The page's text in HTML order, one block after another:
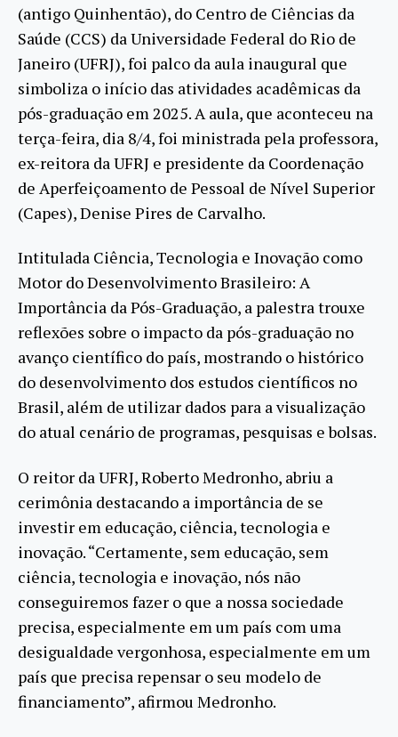
(antigo Quinhentão), do Centro de Ciências da
Saúde (CCS) da Universidade Federal do Rio de
Janeiro (UFRJ), foi palco da aula inaugural que
simboliza o início das atividades acadêmicas da
pós-graduação em 2025. A aula, que aconteceu na
terça-feira, dia 8/4, foi ministrada pela professora,
ex-reitora da UFRJ e presidente da Coordenação
de Aperfeiçoamento de Pessoal de Nível Superior
(Capes), Denise Pires de Carvalho.
Intitulada Ciência, Tecnologia e Inovação como
Motor do Desenvolvimento Brasileiro: A
Importância da Pós-Graduação, a palestra trouxe
reflexões sobre o impacto da pós-graduação no
avanço científico do país, mostrando o histórico
do desenvolvimento dos estudos científicos no
Brasil, além de utilizar dados para a visualização
do atual cenário de programas, pesquisas e bolsas.
O reitor da UFRJ, Roberto Medronho, abriu a
cerimônia destacando a importância de se
investir em educação, ciência, tecnologia e
inovação. “Certamente, sem educação, sem
ciência, tecnologia e inovação, nós não
conseguiremos fazer o que a nossa sociedade
precisa, especialmente em um país com uma
desigualdade vergonhosa, especialmente em um
país que precisa repensar o seu modelo de
financiamento”, afirmou Medronho.